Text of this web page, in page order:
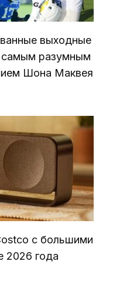
выходные
самым разумным
Шона Маквея
с большими
2026 года